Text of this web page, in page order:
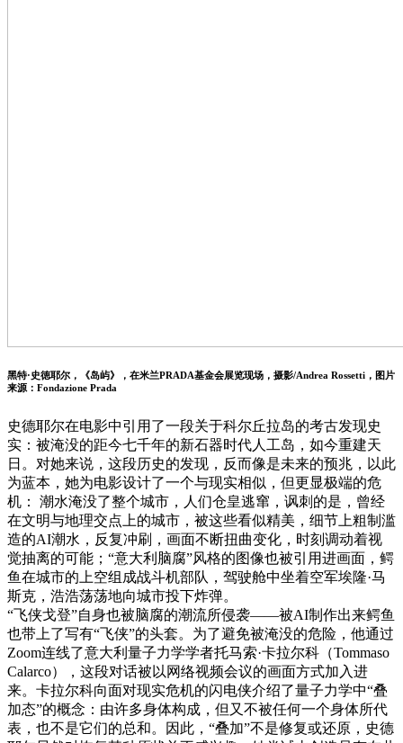
黑特·史徳耶尔，《岛屿》，在米兰PRADA基金会展览现场，摄影/Andrea Rossetti，图片
来源：Fondazione Prada
史德耶尔在电影中引用了一段关于科尔丘拉岛的考古发现史
实：被淹没的距今七千年的新石器时代人工岛，如今重建天
日。对她来说，这段历史的发现，反而像是未来的预兆，以此
为蓝本，她为电影设计了一个与现实相似，但更显极端的危
机： 潮水淹没了整个城市，人们仓皇逃窜，讽刺的是，曾经
在文明与地理交点上的城市，被这些看似精美，细节上粗制滥
造的AI潮水，反复冲刷，画面不断扭曲变化，时刻调动着视
觉抽离的可能；“意大利脑腐”风格的图像也被引用进画面，鳄
鱼在城市的上空组成战斗机部队，驾驶舱中坐着空军埃隆·马
斯克，浩浩荡荡地向城市投下炸弹。
“飞侠戈登”自身也被脑腐的潮流所侵袭——被AI制作出来鳄鱼
也带上了写有“飞侠”的头套。为了避免被淹没的危险，他通过
Zoom连线了意大利量子力学学者托马索·卡拉尔科（Tommaso
Calarco），这段对话被以网络视频会议的画面方式加入进
来。卡拉尔科向面对现实危机的闪电侠介绍了量子力学中“叠
加态”的概念：由许多身体构成，但又不被任何一个身体所代
表，也不是它们的总和。因此，“叠加”不是修复或还原，史德